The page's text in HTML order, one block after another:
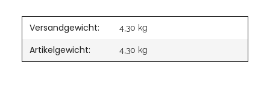
Versandgewicht: 4,30 kg
Artikelgewicht: 4,30 kg